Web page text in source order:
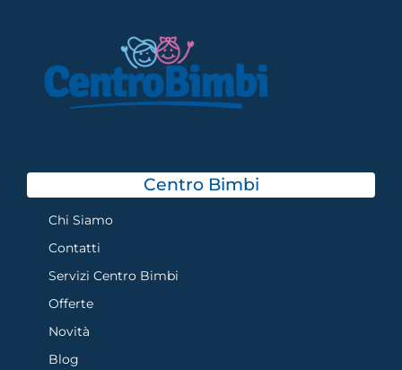
Centro Bimbi
Chi Siamo
Contatti
Servizi Centro Bimbi
Offerte
Novità
Blog